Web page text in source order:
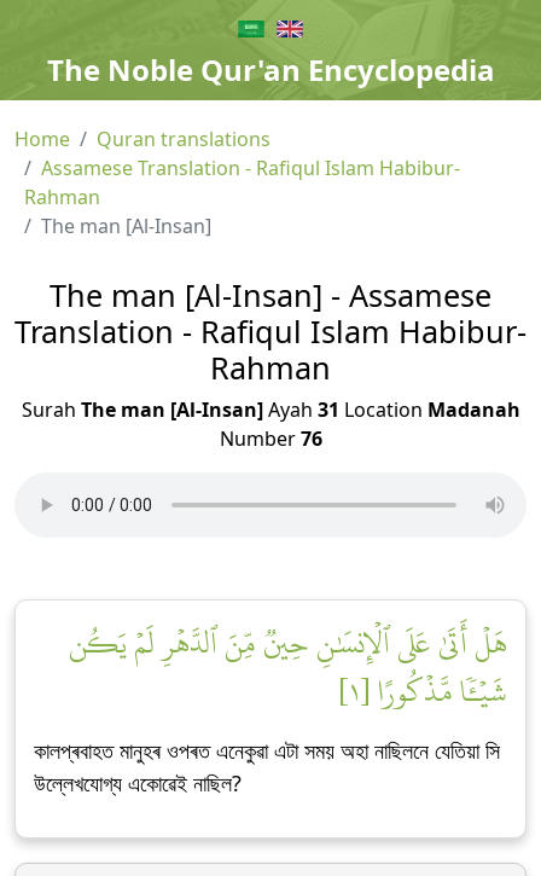
The Noble Qur'an Encyclopedia
Home
Quran translations
Assamese Translation - Rafiqul Islam Habibur-
Rahman
The man [Al-Insan]
The man [Al-Insan] - Assamese
Translation - Rafiqul Islam Habibur-
Rahman
Surah The man [Al-Insan]Ayah 31 Location Madanah
Number76
هَلۡ أَتَىٰ عَلَى ٱلۡإِنسَٰنِ حِينٞ مِّنَ ٱلدَّهۡرِ لَمۡ يَكُن
شَيۡـٔٗا مَّذۡكُورًا [١]
কালপ্ৰবাহত মানুহৰ ওপৰত এনেকুৱা এটা সময় অহা নাছিলনে যেতিয়া সি
উল্লেখযোগ্য একোৱেই নাছিল?